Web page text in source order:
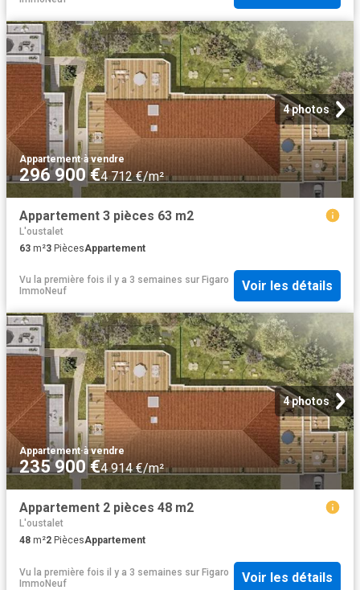
4 photos
Appartement·à vendre
296 900 €4 712 €/m²
Appartement 3 pièces 63 m2
L'oustalet
63 m²3 PiècesAppartement
Vu la première fois il y a 3 semaines sur Figaro
ImmoNeuf
Voir les détails
4 photos
Appartement·à vendre
235 900 €4 914 €/m²
Appartement 2 pièces 48 m2
L'oustalet
48 m²2 PiècesAppartement
Vu la première fois il y a 3 semaines sur Figaro
ImmoNeuf
Voir les détails